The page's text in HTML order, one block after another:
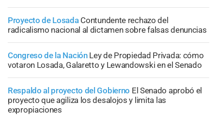
Proyecto de Losada Contundente rechazo del
radicalismo nacional al dictamen sobre falsas denuncias
Congreso de la Nación Ley de Propiedad Privada: cómo
votaron Losada, Galaretto y Lewandowski en el Senado
Respaldo al proyecto del Gobierno El Senado aprobó el
proyecto que agiliza los desalojos y limita las
expropiaciones